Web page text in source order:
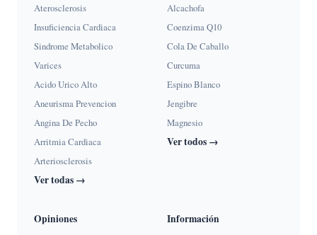
Aterosclerosis
Insuficiencia Cardiaca
Sindrome Metabolico
Varices
Acido Urico Alto
Aneurisma Prevencion
Angina De Pecho
Arritmia Cardiaca
Arteriosclerosis
Ver todas →
Alcachofa
Coenzima Q10
Cola De Caballo
Curcuma
Espino Blanco
Jengibre
Magnesio
Ver todos →
Opiniones Información